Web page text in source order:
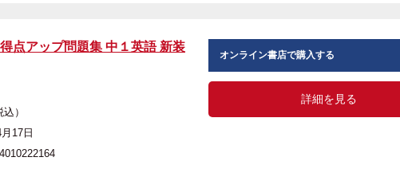
点アップ問題集 中１英語 新装
）
17日
オンライン書店で購入する
詳細を見る